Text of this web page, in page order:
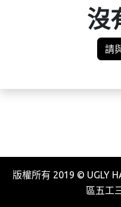
沒
請
版權所有 2019 © UGLY
區五工